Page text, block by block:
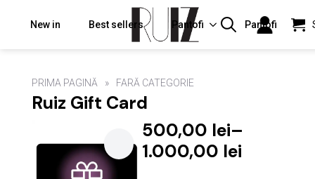
New in Best sellers Pantofi Pantofi
PRIMA PAGINĂ FARĂ CATEGORIE
Ruiz Gift Card
500,00 lei–
1.000,00 lei
Interval